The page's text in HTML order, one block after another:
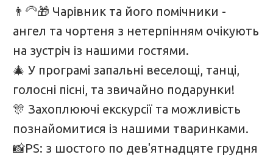
👨‍🦳🎁 Чарівник та його помічники -
ангел та чортеня з нетерпінням очікують
на зустріч із нашими гостями.
🎄 У програмі запальні веселощі, танці,
голосні пісні, та звичайно подарунки!
🎊 Захоплюючі екскурсії та можливість
познайомитися із нашими тваринками.
📸PS: з шостого по дев'ятнадцяте грудня